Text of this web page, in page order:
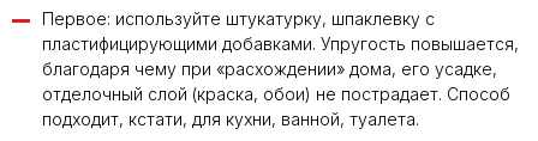
Первое: используйте штукатурку, шпаклевку с
пластифицирующими добавками. Упругость повышается,
благодаря чему при «расхождении» дома, его усадке,
отделочный слой (краска, обои) не пострадает. Способ
подходит, кстати, для кухни, ванной, туалета.